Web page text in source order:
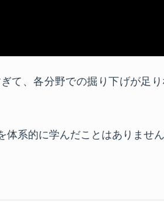
て、各分野での掘り下げが足
体系的に学んだことはありませ